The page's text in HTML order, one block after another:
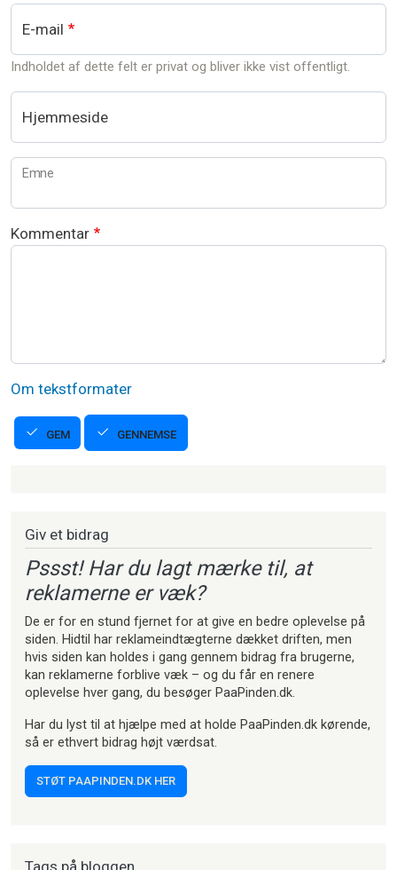
E-mail
Indholdet af dette felt er privat og bliver ikke vist offentligt.
Hjemmeside
Emne
Kommentar
Om tekstformater
GEM GENNEMSE
Giv et bidrag
Pssst! Har du lagt mærke til, at
reklamerne er væk?
De er for en stund fjernet for at give en bedre oplevelse på
siden. Hidtil har reklameindtægterne dækket driften, men
hvis siden kan holdes i gang gennem bidrag fra brugerne,
kan reklamerne forblive væk – og du får en renere
oplevelse hver gang, du besøger PaaPinden.dk.
Har du lyst til at hjælpe med at holde PaaPinden.dk kørende,
så er ethvert bidrag højt værdsat.
STØT PAAPINDEN.DK HER